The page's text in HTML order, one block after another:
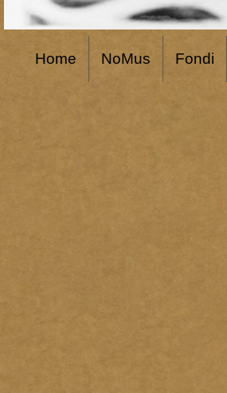
Home NoMus Fondi